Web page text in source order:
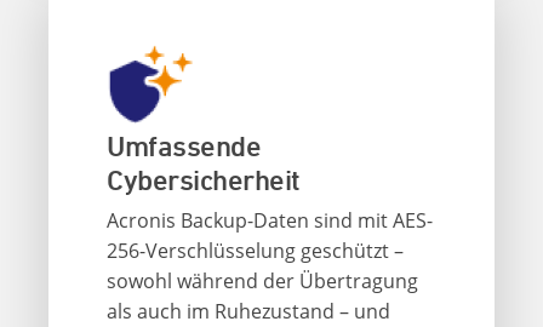
Umfassende
Cybersicherheit
Acronis Backup-Daten sind mit AES-
256-Verschlüsselung geschützt –
sowohl während der Übertragung
als auch im Ruhezustand – und